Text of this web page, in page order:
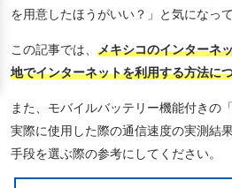
を用意したほうがいい？」と気になっ
この記事では、 メキシコのインターネ
地でインターネットを利用する方法に
また、モバイルバッテリー機能付きの「
実際に使用した際の通信速度の実測結
手段を選ぶ際の参考にしてください。